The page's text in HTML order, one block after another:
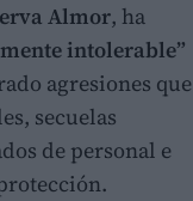
Almor, ha
intolerable”
agresiones que
secuelas
de personal e